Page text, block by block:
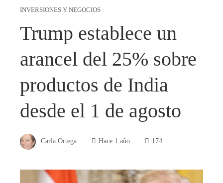
INVERSIONES Y NEGOCIOS
Trump establece un
arancel del 25% sobre
productos de India
desde el 1 de agosto
Carla Ortega Hace 1 año 174